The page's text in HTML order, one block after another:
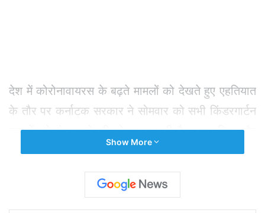
देश में कोरोनावायरस के बढ़ते मामलों को देखते हुए एहतियात
के तौर पर कर्नाटक सरकार ने सोमवार को सभी किंडरगार्टन
स्कूलों को बंद करने की घोषणा कर दी है। प्राथमिक और
माध्यमिक शिक्षा मंत्री एस. सुरेश कुमार ने ट्वीट किया,
“स्वास्थ्य आयुक्त से प्राप्त निर्देश के अनुसार, उत्तरी एवं
दक्षिणी बेंगलुरू और ग्रामीण जिलों में केजी/यूकेजी कक्षाओं के
Show More